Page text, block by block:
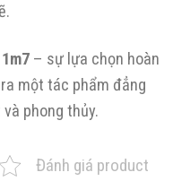
– sự lựa chọn hoàn
một tác phẩm đẳng
phong thủy.
Đánh giá product